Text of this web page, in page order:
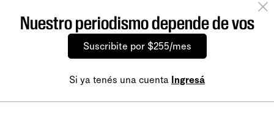
Nuestro periodismo depende de vos
Suscribite por $255/mes
Si ya tenés una cuenta Ingresá